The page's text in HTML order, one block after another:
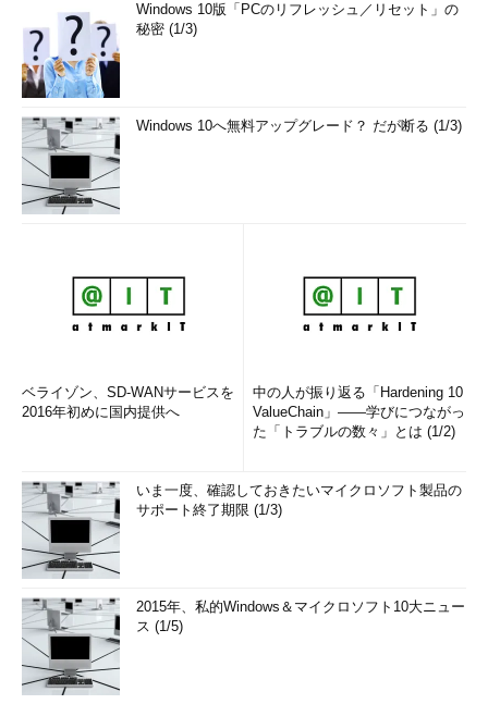
Windows 10版「PCのリフレッシュ／リセット」の
秘密 (1/3)
Windows 10へ無料アップグレード？ だが断る (1/3)
ベライゾン、SD-WANサービスを
2016年初めに国内提供へ
中の人が振り返る「Hardening 10
ValueChain」――学びにつながっ
た「トラブルの数々」とは (1/2)
いま一度、確認しておきたいマイクロソフト製品の
サポート終了期限 (1/3)
2015年、私的Windows＆マイクロソフト10大ニュー
ス (1/5)